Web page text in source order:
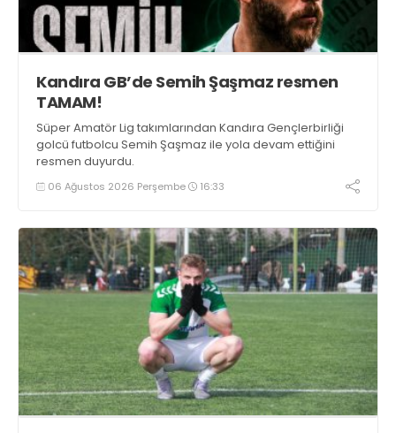
Kandıra GB’de Semih Şaşmaz resmen
TAMAM!
Süper Amatör Lig takımlarından Kandıra Gençlerbirliği
golcü futbolcu Semih Şaşmaz ile yola devam ettiğini
resmen duyurdu.
06 Ağustos 2026 Perşembe 16:33